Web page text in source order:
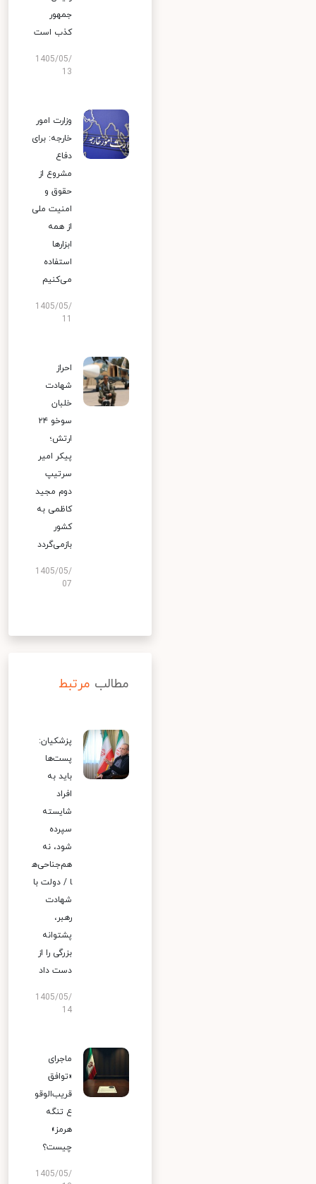
جمهور
کذب است
1405/05/
13
وزارت امور
خارجه: برای
دفاع
مشروع از
حقوق و
امنیت ملی
از همه
ابزارها
استفاده
می‌کنیم
1405/05/
احراز
شهادت
خلبان
سوخو ۲۴
ارتش؛
پیکر امیر
سرتیپ
دوم مجید
کاظمی به
کشور
بازمی‌گردد
1405/05/
07
مطالب مرتبط
پزشکیان:
پست‌ها
باید به
افراد
شایسته
سپرده
شود، نه
هم‌جناحی‌ه
ا / دولت با
شهادت
رهبر،
پشتوانه
بزرگی را از
دست داد
1405/05/
14
ماجرای
«توافق
قریب‌الوقو
ع تنگه
هرمز»
چیست؟
1405/05/